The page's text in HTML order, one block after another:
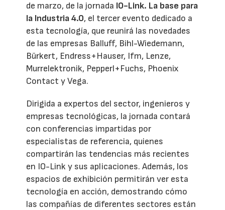
de marzo, de la jornada IO-Link. La base para
la Industria 4.0, el tercer evento dedicado a
esta tecnología, que reunirá las novedades
de las empresas Balluff, Bihl-Wiedemann,
Bürkert, Endress+Hauser, Ifm, Lenze,
Murrelektronik, Pepperl+Fuchs, Phoenix
Contact y Vega.
Dirigida a expertos del sector, ingenieros y
empresas tecnológicas, la jornada contará
con conferencias impartidas por
especialistas de referencia, quienes
compartirán las tendencias más recientes
en IO-Link y sus aplicaciones. Además, los
espacios de exhibición permitirán ver esta
tecnología en acción, demostrando cómo
las compañías de diferentes sectores están